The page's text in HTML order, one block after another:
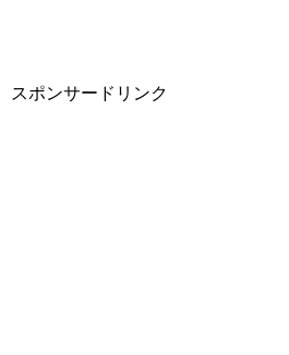
スポンサードリンク